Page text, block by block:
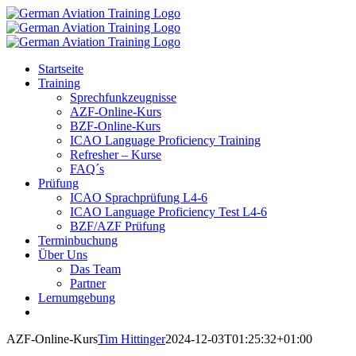
Zum
Inhalt
springen
Startseite
Training
Sprechfunkzeugnisse
AZF-Online-Kurs
BZF-Online-Kurs
ICAO Language Proficiency Training
Refresher – Kurse
FAQ´s
Prüfung
ICAO Sprachprüfung L4-6
ICAO Language Proficiency Test L4-6
BZF/AZF Prüfung
Terminbuchung
Über Uns
Das Team
Partner
Lernumgebung
AZF-Online-KursTim Hittinger2024-12-03T01:25:32+01:00